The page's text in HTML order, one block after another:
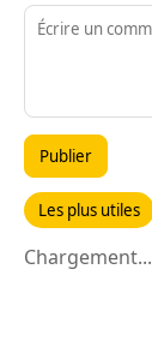
Publier
Les plus utiles
Chargement...